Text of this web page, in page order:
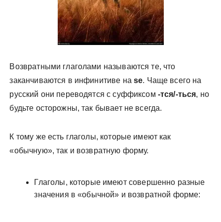
Возвратными глаголами называются те, что
заканчиваются в инфинитиве на se. Чаще всего на
русский они переводятся с суффиксом -тся/-ться, но
будьте осторожны, так бывает не всегда.
К тому же есть глаголы, которые имеют как
«обычную», так и возвратную форму.
Глаголы, которые имеют совершенно разные
значения в «обычной» и возвратной форме: